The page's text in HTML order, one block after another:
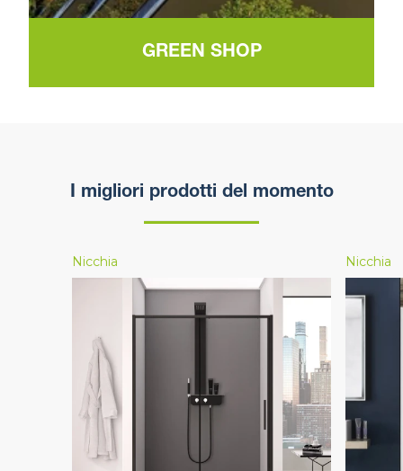
GREEN SHOP
I migliori prodotti del momento
Nicchia Nicchia